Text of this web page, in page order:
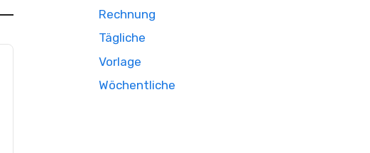
Rechnung
Tägliche
Vorlage
Wöchentliche